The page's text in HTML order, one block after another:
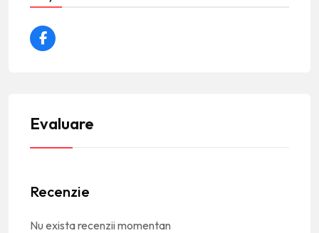
Evaluare
Recenzie
Nu exista recenzii momentan